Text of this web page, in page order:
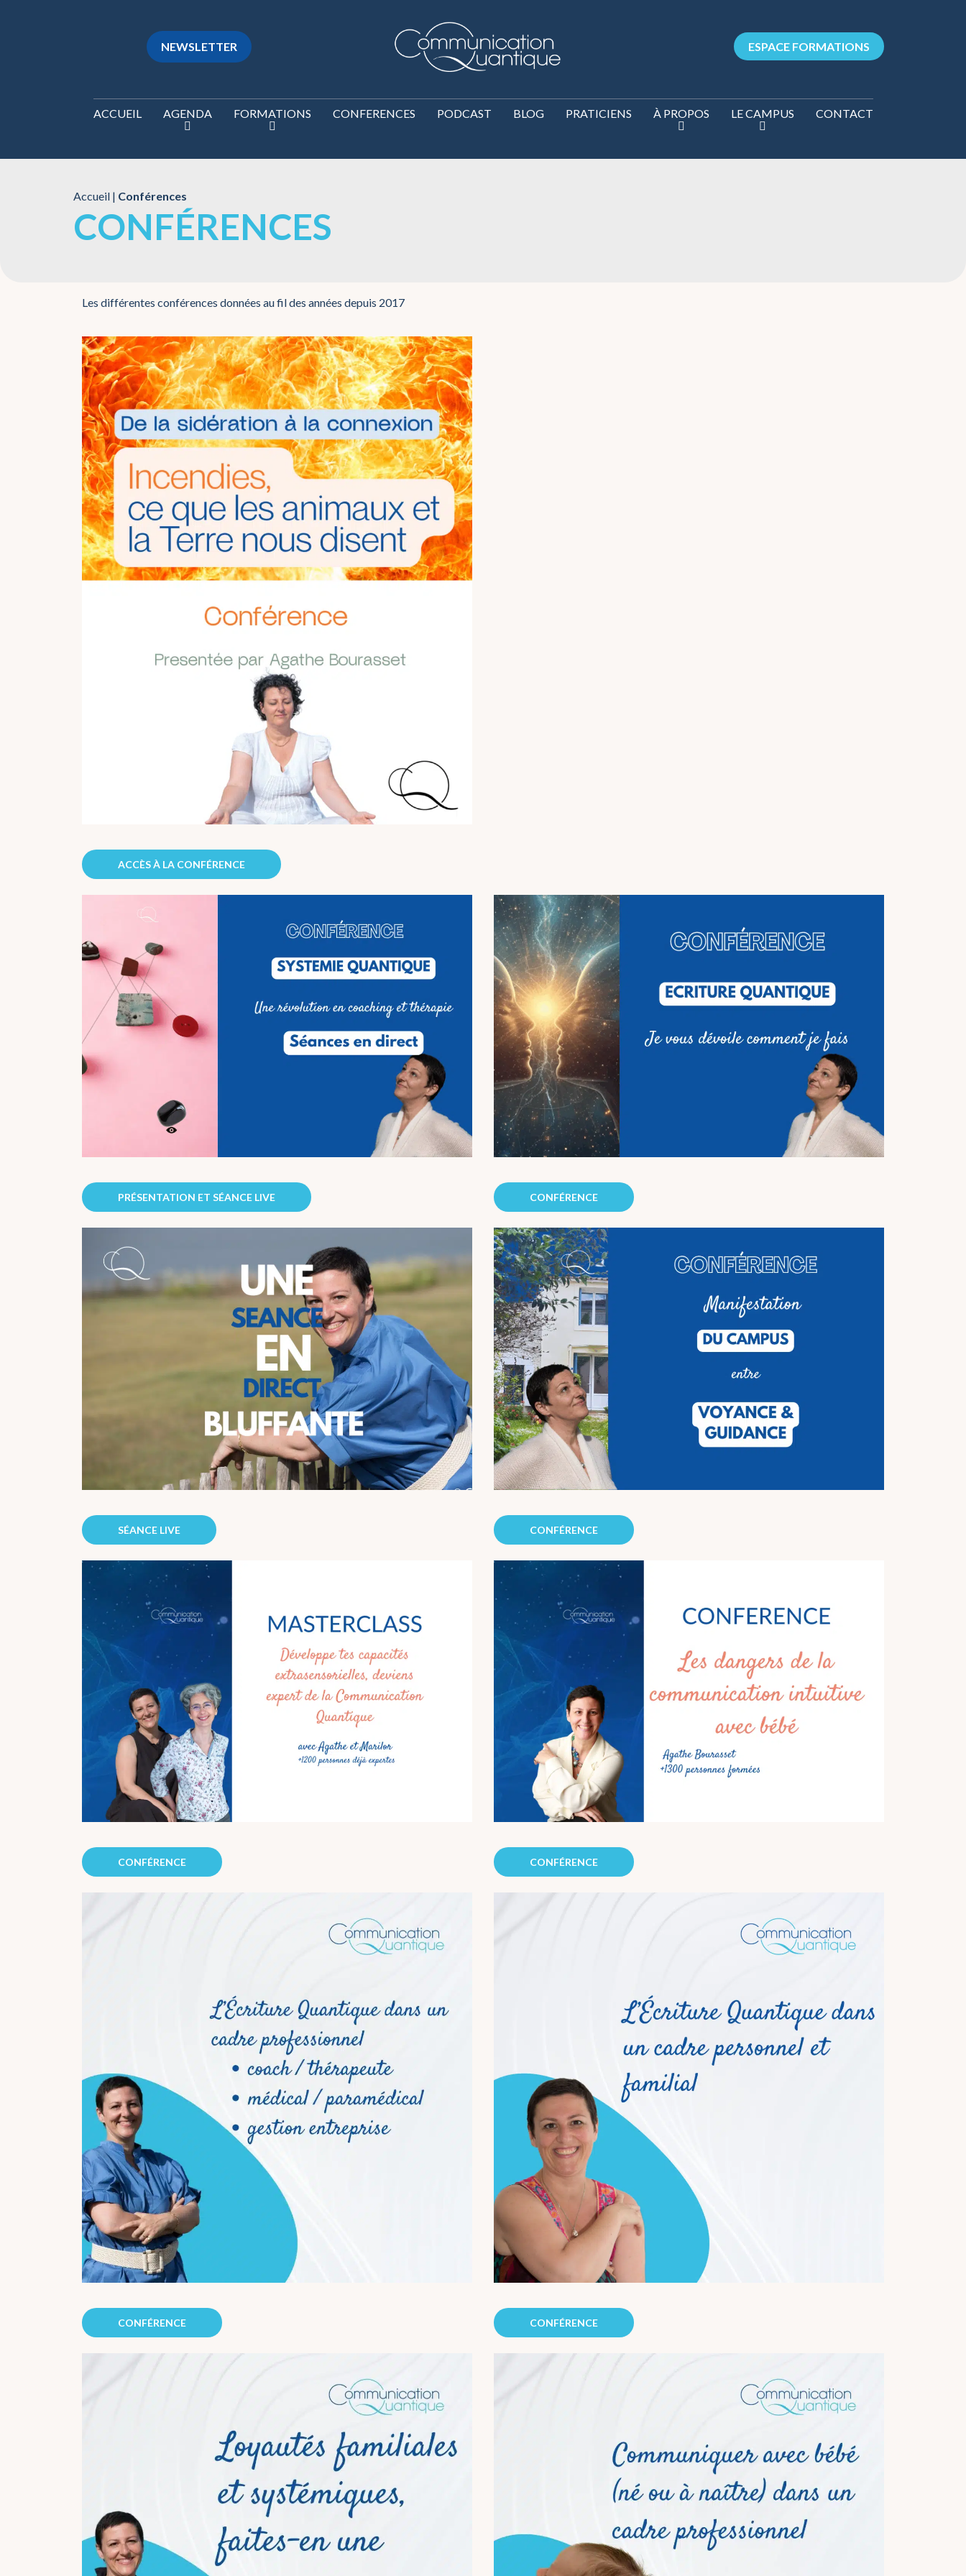
NEWSLETTER ESPACE FORMATIONS
ACCUEIL AGENDA FORMATIONS CONFERENCES PODCAST BLOG PRATICIENS À PROPOS LE CAMPUS CONTACT
Accueil | Conférences
CONFÉRENCES
Les différentes conférences données au fil des années depuis 2017
ACCÈS À LA CONFÉRENCE
PRÉSENTATION ET SÉANCE LIVE CONFÉRENCE
SÉANCE LIVE CONFÉRENCE
CONFÉRENCE CONFÉRENCE
CONFÉRENCE CONFÉRENCE